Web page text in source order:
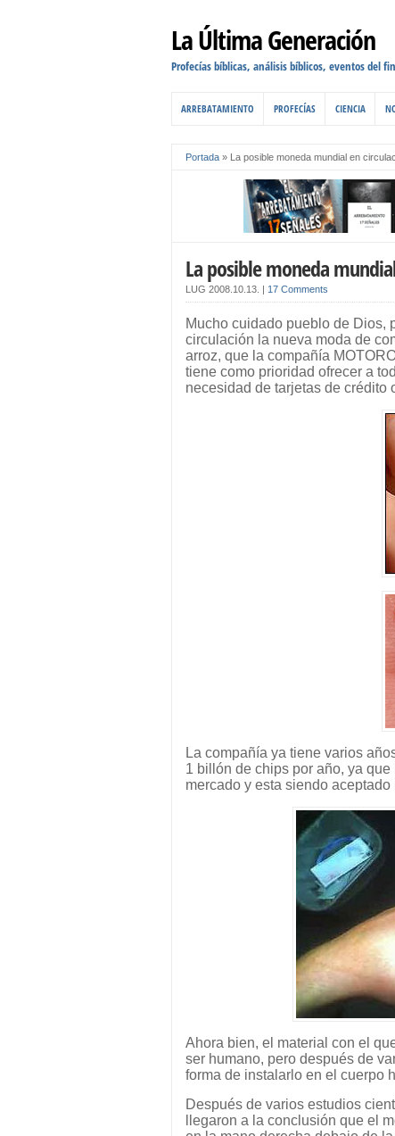
La Última Generación
Profecías bíblicas, análisis bíblicos, eventos del
ARREBATAMIENTO PROFECÍAS CIENCIA
Portada » La posible moneda mundial en
La posible moneda
LUG 2008.10.13. | 17 Comments
Mucho cuidado pueblo de Dios,
circulación la nueva moda de
arroz, que la compañía
tiene como prioridad ofrecer a
necesidad de tarjetas de crédito
La compañía ya tiene varios
1 billón de chips por año, ya
mercado y esta siendo
Ahora bien, el material con el
ser humano, pero después de
forma de instalarlo en el cuerpo
Después de varios estudios
llegaron a la conclusión que el